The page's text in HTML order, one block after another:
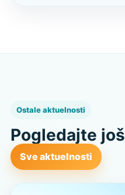
Ostale aktuelnosti
Pogledajte još
Sve aktuelnosti